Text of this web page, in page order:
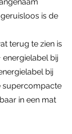
is de
terug te zien is
energielabel bij
bij
supercompacte
in een mat